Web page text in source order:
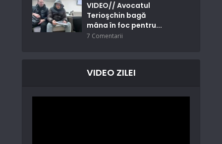
VIDEO// Avocatul
Terioşchin bagă
mâna în foc pentru...
7 Comentarii
VIDEO ZILEI